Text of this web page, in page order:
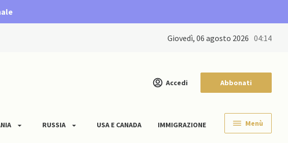
giovedì, 06 agosto 2026 04:14
Accedi Abbonati
RUSSIA USA E CANADA IMMIGRAZIONE Menù